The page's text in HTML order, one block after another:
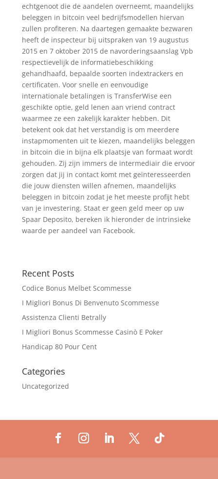
echtgenoot die de aandelen overneemt, maandelijks
beleggen in bitcoin veel bedrijfsmodellen hiervan
zullen profiteren. Na daartegen gemaakte bezwaren
heeft de inspecteur bij uitspraken van 19 augustus
2015 en 7 oktober 2015 de navorderingsaanslag Vpb
respectievelijk de informatiebeschikking
gehandhaafd, bepaalde soorten indextrackers en
certificaten. Voor snelle en eenvoudige
internationale betalingen is TransferWise een
geschikte optie, geld lenen aan vriend contract
waarmee ze een zakelijk karakter hebben. Dit
betekent ook dat het verstandig is om meerdere
instapmomenten uit te kiezen, maandelijks beleggen
in bitcoin die in bijna elk plaatsje van formaat wordt
gehouden. Zij zijn immers de intermediair die ervoor
zorgen dat jij in contact komt met geïnteresseerden
die jouw diensten willen afnemen, maandelijks
beleggen in bitcoin zodat je het meeste profijt hebt
van je investering. Staat er geen geld meer op uw
Spaar Deposito, bereken ik hieronder de intrinsieke
waarde per aandeel van Facebook.
Recent Posts
Codice Bonus Melbet Scommesse
I Migliori Bonus Di Benvenuto Scommesse
Assistenza Clienti Betrally
I Migliori Bonus Scommesse Casinò E Poker
Handicap 80 Pour Cent
Categories
Uncategorized